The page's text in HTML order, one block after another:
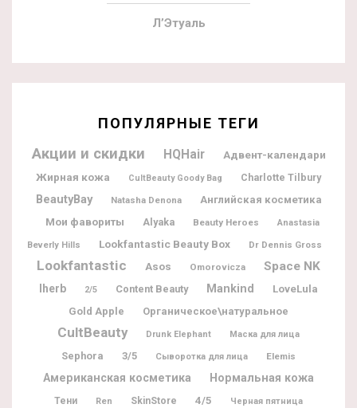
Л’Этуаль
ПОПУЛЯРНЫЕ ТЕГИ
Акции и скидки HQHair
Адвент-календари
Жирная кожа
CultBeauty Goody Bag Charlotte Tilbury
BeautyBay Natasha Denona Английская косметика
Мои фавориты Alyaka Beauty Heroes Anastasia
Beverly Hills Lookfantastic Beauty Box Dr Dennis Gross
Lookfantastic Asos Omorovicza Space NK
Iherb 2/5 Content Beauty Mankind
LoveLula
Gold Apple
Органическое\натуральное
CultBeauty Drunk Elephant Маска для лица
Sephora 3/5 Сыворотка для лица Elemis
Американская косметика Нормальная кожа
Тени Ren SkinStore 4/5 Черная пятница